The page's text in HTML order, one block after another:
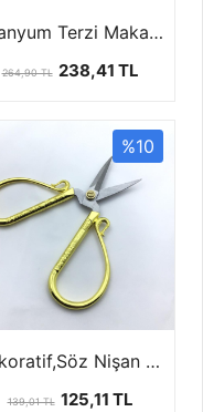
Titanyum Terzi Makası (Mezrolu)
264,90 TL 238,41 TL
%10
Dekoratif,Söz Nişan Makası ''10 cm''
139,01 TL 125,11 TL